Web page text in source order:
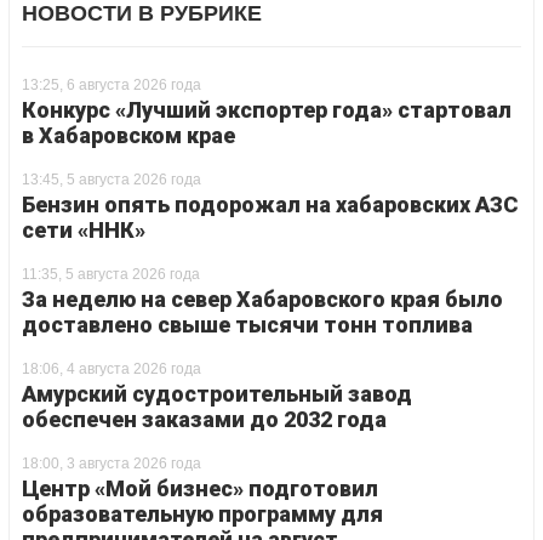
НОВОСТИ В РУБРИКЕ
13:25, 6 августа 2026 года
Конкурс «Лучший экспортер года» стартовал
в Хабаровском крае
13:45, 5 августа 2026 года
Бензин опять подорожал на хабаровских АЗС
сети «ННК»
11:35, 5 августа 2026 года
За неделю на север Хабаровского края было
доставлено свыше тысячи тонн топлива
18:06, 4 августа 2026 года
Амурский судостроительный завод
обеспечен заказами до 2032 года
18:00, 3 августа 2026 года
Центр «Мой бизнес» подготовил
образовательную программу для